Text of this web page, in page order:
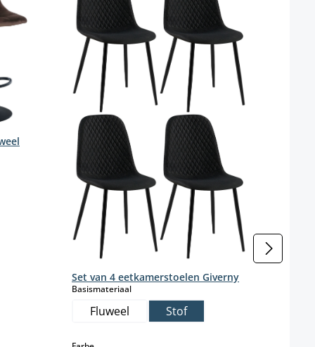
Set van 4 eetkamerstoelen Giverny
Basismateriaalselect
Fluweel Stof